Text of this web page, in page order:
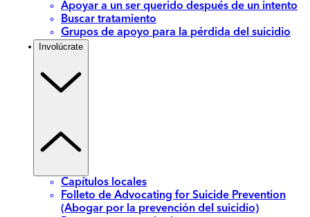
Apoyar a un ser querido después de un intento
Buscar tratamiento
Grupos de apoyo para la pérdida del suicidio
Involúcrate
Capítulos locales
Folleto de Advocating for Suicide Prevention
(Abogar por la prevención del suicidio)